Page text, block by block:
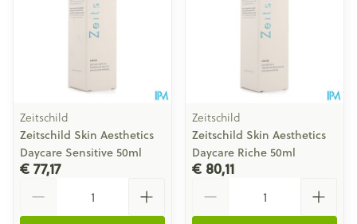
Zeitschild
Zeitschild Skin Aesthetics
Daycare Sensitive 50ml
€ 77,17
Zeitschild
Zeitschild Skin Aesthetics
Daycare Riche 50ml
€ 80,11